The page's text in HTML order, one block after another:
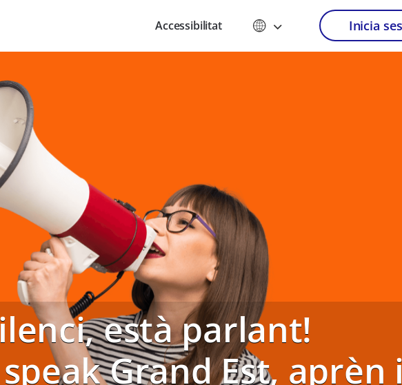
Accessibilitat Inicia
està parlant!
Grand Est, aprèn